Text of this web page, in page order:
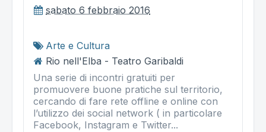
sabato 6 febbraio 2016
Arte e Cultura
Rio nell'Elba - Teatro Garibaldi
Una serie di incontri gratuiti per
promuovere buone pratiche sul territorio,
cercando di fare rete offline e online con
l’utilizzo dei social network ( in particolare
Facebook, Instagram e Twitter...